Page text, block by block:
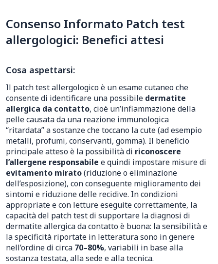
Consenso Informato Patch test
allergologici: Benefici attesi
Cosa aspettarsi:
Il patch test allergologico è un esame cutaneo che
consente di identificare una possibile dermatite
allergica da contatto, cioè un’infiammazione della
pelle causata da una reazione immunologica
“ritardata” a sostanze che toccano la cute (ad esempio
metalli, profumi, conservanti, gomma). Il beneficio
principale atteso è la possibilità di riconoscere
l’allergene responsabile e quindi impostare misure di
evitamento mirato(riduzione o eliminazione
dell’esposizione), con conseguente miglioramento dei
sintomi e riduzione delle recidive. In condizioni
appropriate e con letture eseguite correttamente, la
capacità del patch test di supportare la diagnosi di
dermatite allergica da contatto è buona: la sensibilità e
la specificità riportate in letteratura sono in genere
nell’ordine di circa 70–80%, variabili in base alla
sostanza testata, alla sede e alla tecnica.